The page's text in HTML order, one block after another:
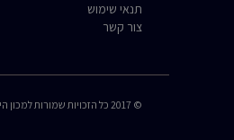
תנאי שימוש
צור קשר
© 2017 כל הזכויות שמורות למכון הישראלי לחוות דעת מומחים ובוררים